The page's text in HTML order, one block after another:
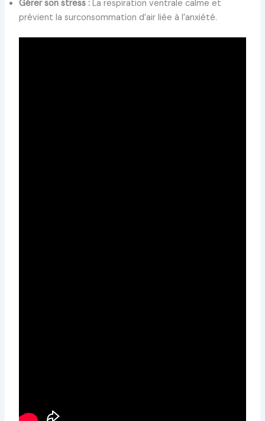
Gérer son stress :La respiration ventrale calme et
prévient la surconsommation d’air liée à l’anxiété.